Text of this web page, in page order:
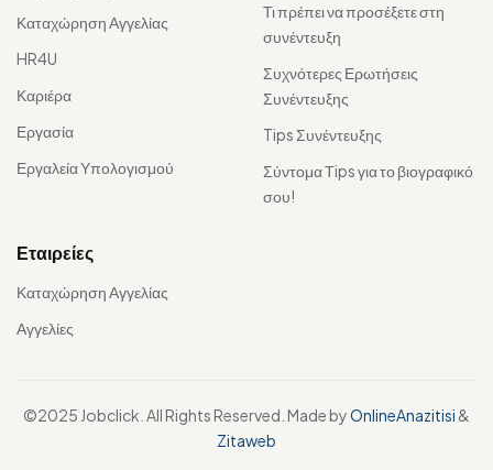
Καταχώρηση Αγγελίας
HR4U
Καριέρα
Εργασία
Εργαλεία Υπολογισμού
Τι πρέπει να προσέξετε στη
συνέντευξη
Συχνότερες Ερωτήσεις
Συνέντευξης
Tips Συνέντευξης
Σύντομα Τips για το βιογραφικό
σου!
Εταιρείες
Καταχώρηση Αγγελίας
Αγγελίες
©2025 Jobclick. All Rights Reserved. Made byOnlineAnazitisi &
Zitaweb